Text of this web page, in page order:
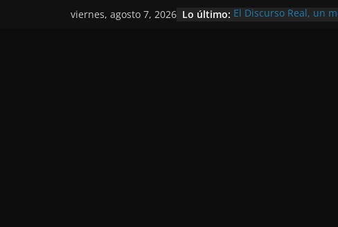
viernes, agosto 7, 2026 Lo último: El Discurso Real, un
Extranjero: al